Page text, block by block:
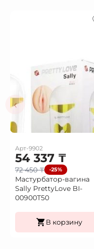
‹
Арт-9902
54 337 ₸
72 450₸ -25%
Мастурбатор-вагина
Sally PrettyLove BI-
00900T50
В корзину